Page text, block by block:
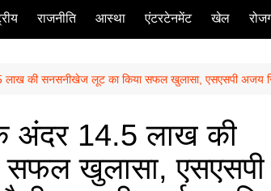
राजनीति आस्था एंटरटेनमेंट खेल
की सनसनीखेज लूट का किया सफल खुलासा, एसएसपी अजय
अंदर 14.5 लाख की
खुलासा, एसएसपी